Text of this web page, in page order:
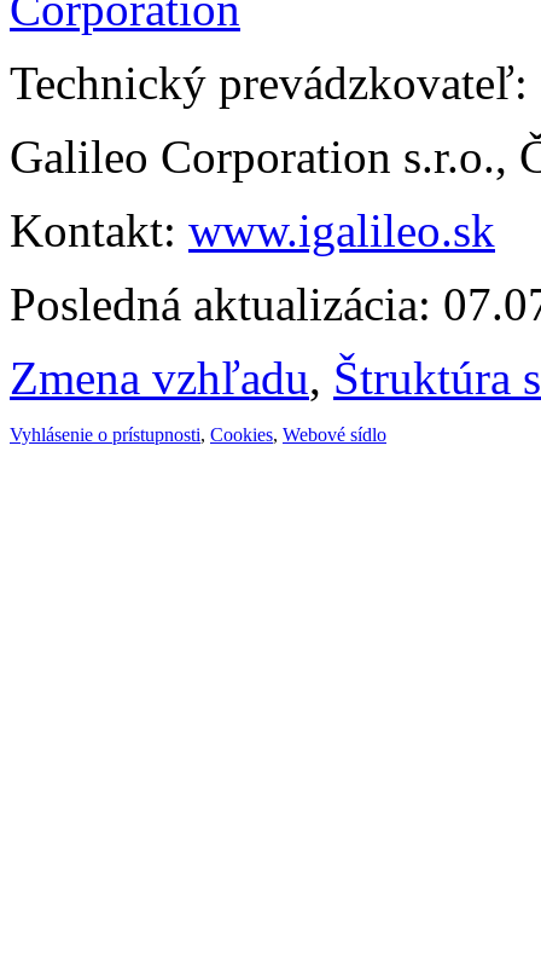
Technický prevádzkovateľ:
Galileo Corporation s.r.o.,
Kontakt: www.igalileo.sk
Posledná aktualizácia:
Zmena vzhľadu, Štruktúra
Vyhlásenie o prístupnosti, Cookies, Webové sídlo